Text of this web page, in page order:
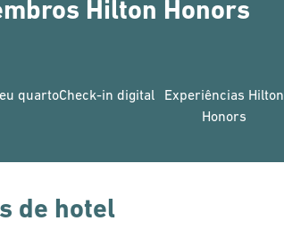
Hilton Honors
quartoCheck-in digital
Experiências Hilton
Honors
de hotel